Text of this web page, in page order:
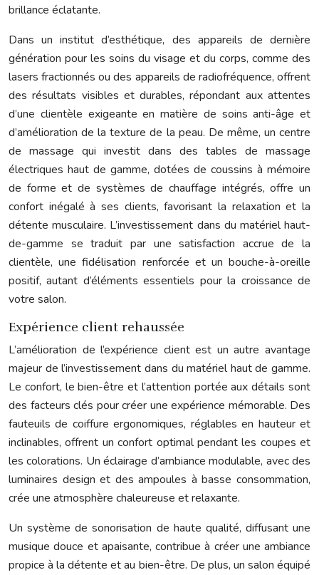
brillance éclatante.
Dans un institut d’esthétique, des appareils de dernière
génération pour les soins du visage et du corps, comme des
lasers fractionnés ou des appareils de radiofréquence, offrent
des résultats visibles et durables, répondant aux attentes
d’une clientèle exigeante en matière de soins anti-âge et
d’amélioration de la texture de la peau. De même, un centre
de massage qui investit dans des tables de massage
électriques haut de gamme, dotées de coussins à mémoire
de forme et de systèmes de chauffage intégrés, offre un
confort inégalé à ses clients, favorisant la relaxation et la
détente musculaire. L’investissement dans du matériel haut-
de-gamme se traduit par une satisfaction accrue de la
clientèle, une fidélisation renforcée et un bouche-à-oreille
positif, autant d’éléments essentiels pour la croissance de
votre salon.
Expérience client rehaussée
L’amélioration de l’expérience client est un autre avantage
majeur de l’investissement dans du matériel haut de gamme.
Le confort, le bien-être et l’attention portée aux détails sont
des facteurs clés pour créer une expérience mémorable. Des
fauteuils de coiffure ergonomiques, réglables en hauteur et
inclinables, offrent un confort optimal pendant les coupes et
les colorations. Un éclairage d’ambiance modulable, avec des
luminaires design et des ampoules à basse consommation,
crée une atmosphère chaleureuse et relaxante.
Un système de sonorisation de haute qualité, diffusant une
musique douce et apaisante, contribue à créer une ambiance
propice à la détente et au bien-être. De plus, un salon équipé